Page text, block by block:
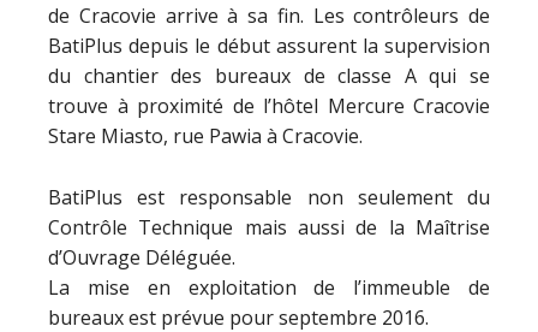
de Cracovie arrive à sa fin. Les contrôleurs de
BatiPlus depuis le début assurent la supervision
du chantier des bureaux de classe A qui se
trouve à proximité de l’hôtel Mercure Cracovie
Stare Miasto, rue Pawia à Cracovie.
BatiPlus est responsable non seulement du
Contrôle Technique mais aussi de la Maîtrise
d’Ouvrage Déléguée.
La mise en exploitation de l’immeuble de
bureaux est prévue pour septembre 2016.